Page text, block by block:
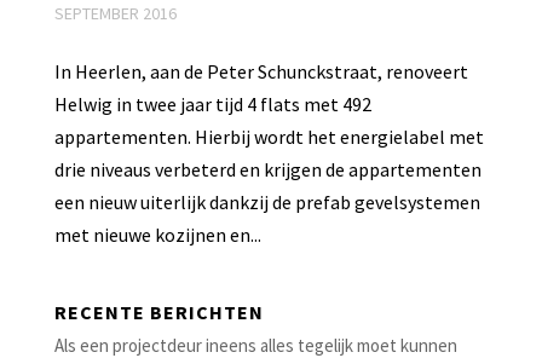
SEPTEMBER 2016
In Heerlen, aan de Peter Schunckstraat, renoveert
Helwig in twee jaar tijd 4 flats met 492
appartementen. Hierbij wordt het energielabel met
drie niveaus verbeterd en krijgen de appartementen
een nieuw uiterlijk dankzij de prefab gevelsystemen
met nieuwe kozijnen en...
RECENTE BERICHTEN
Als een projectdeur ineens alles tegelijk moet kunnen